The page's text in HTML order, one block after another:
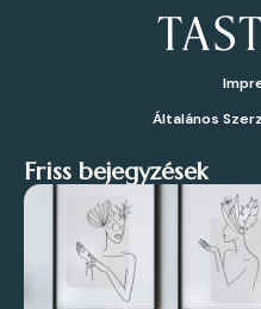
Általános
Friss bejegyzések